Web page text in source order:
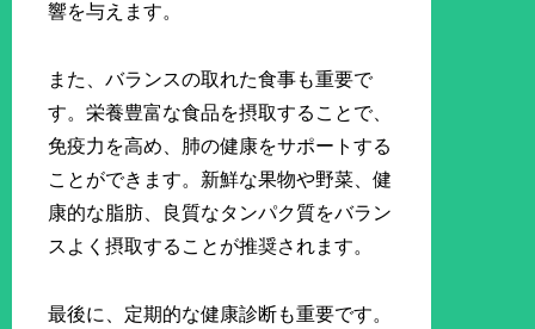
響を与えます。
また、バランスの取れた食事も重要で
す。栄養豊富な食品を摂取することで、
免疫力を高め、肺の健康をサポートする
ことができます。新鮮な果物や野菜、健
康的な脂肪、良質なタンパク質をバラン
スよく摂取することが推奨されます。
最後に、定期的な健康診断も重要です。